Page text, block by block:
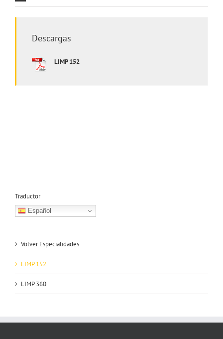
Descargas
LIMP 152
Traductor
Español
Volver Especialidades
LIMP 152
LIMP 360